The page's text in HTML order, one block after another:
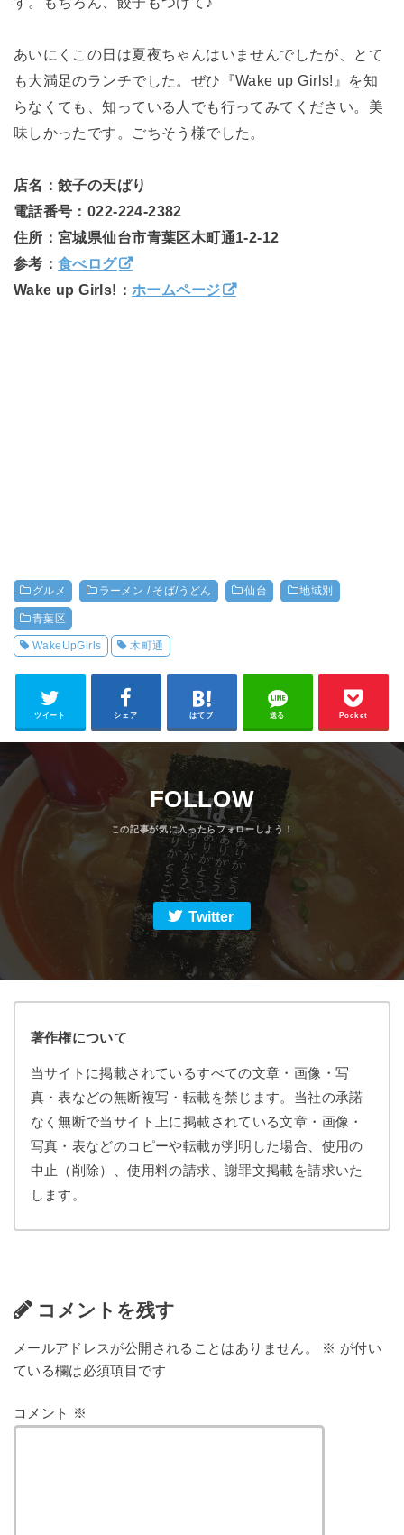
あいにくこの日は夏夜ちゃんはいませんでしたが、とて
も大満足のランチでした。ぜひ『Wake up Girls!』を知
らなくても、知っている人でも行ってみてください。美
味しかったです。ごちそう様でした。
店名：餃子の天ぱり
電話番号：022-224-2382
住所：宮城県仙台市青葉区木町通1-2-12
参考：食べログ
Wake up Girls!：ホームページ
グルメ ラーメン / そば/うどん 仙台 地域別
青葉区
WakeUpGirls 木町通
ツイート シェア はてブ 送る Pocket
FOLLOW
Twitter
著作権について
当サイトに掲載されているすべての文章・画像・写
真・表などの無断複写・転載を禁じます。当社の承諾
なく無断で当サイト上に掲載されている文章・画像・
写真・表などのコピーや転載が判明した場合、使用の
中止（削除）、使用料の請求、謝罪文掲載を請求いた
します。
コメントを残す
メールアドレスが公開されることはありません。 ※ が付い
ている欄は必須項目です
コメント ※